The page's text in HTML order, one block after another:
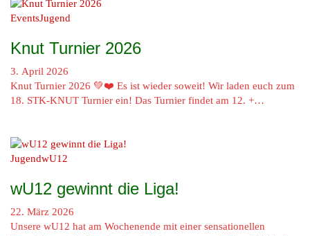
EventsJugend
Knut Turnier 2026
3. April 2026
Knut Turnier 2026 💚❤️ Es ist wieder soweit! Wir laden euch zum
18. STK-KNUT Turnier ein! Das Turnier findet am 12. +…
JugendwU12
wU12 gewinnt die Liga!
22. März 2026
Unsere wU12 hat am Wochenende mit einer sensationellen